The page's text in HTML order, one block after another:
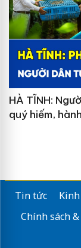
HÀ TĨNH:
quý hiếm,
Tin tức
Chính sách